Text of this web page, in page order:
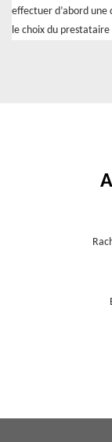
effectuer d’abord une
le choix du prestataire